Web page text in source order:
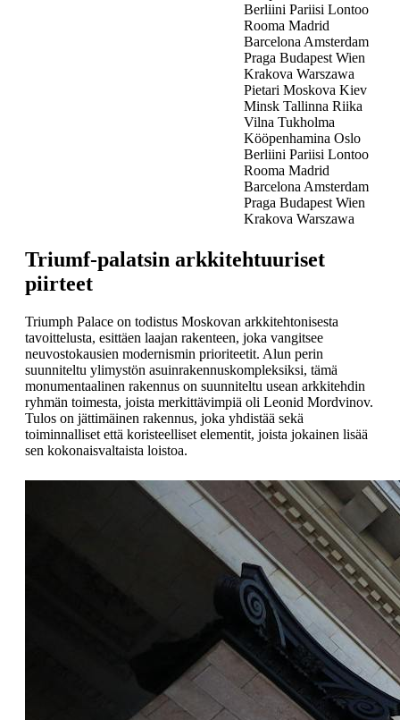
Berliini Pariisi Lontoo
Rooma Madrid
Barcelona Amsterdam
Praga Budapest Wien
Krakova Warszawa
Pietari Moskova Kiev
Minsk Tallinna Riika
Vilna Tukholma
Kööpenhamina Oslo
Berliini Pariisi Lontoo
Rooma Madrid
Barcelona Amsterdam
Praga Budapest Wien
Krakova Warszawa
Triumf-palatsin arkkitehtuuriset
piirteet
Triumph Palace on todistus Moskovan arkkitehtonisesta
tavoittelusta, esittäen laajan rakenteen, joka vangitsee
neuvostokausien modernismin prioriteetit. Alun perin
suunniteltu ylimystön asuinrakennuskompleksiksi, tämä
monumentaalinen rakennus on suunniteltu usean arkkitehdin
ryhmän toimesta, joista merkittävimpiä oli Leonid Mordvinov.
Tulos on jättimäinen rakennus, joka yhdistää sekä
toiminnalliset että koristeelliset elementit, joista jokainen lisää
sen kokonaisvaltaista loistoa.